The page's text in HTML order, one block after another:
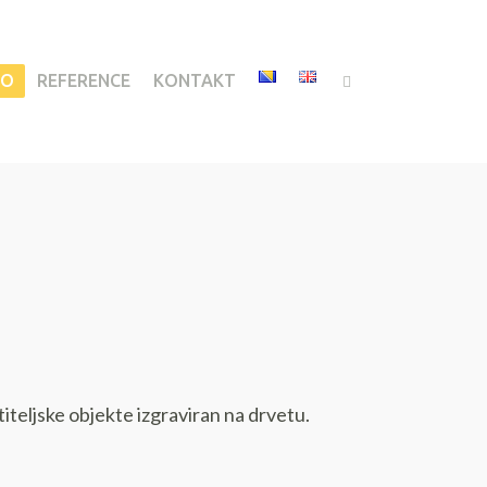
REFERENCE KONTAKT
objekte izgraviran na drvetu.